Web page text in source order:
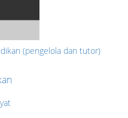
(pengelola dan tutor)